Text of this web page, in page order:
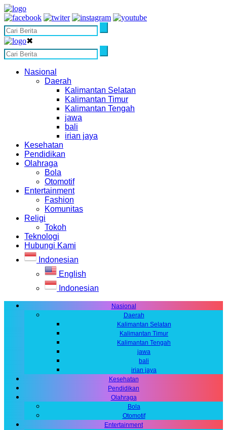
✖
Nasional
Daerah
Kalimantan Selatan
Kalimantan Timur
Kalimantan Tengah
jawa
bali
irian jaya
Kesehatan
Pendidikan
Olahraga
Bola
Otomotif
Entertainment
Fashion
Komunitas
Religi
Tokoh
Teknologi
Hubungi Kami
Indonesian
English
Indonesian
Nasional
Daerah
Kalimantan Selatan
Kalimantan Timur
Kalimantan Tengah
jawa
bali
irian jaya
Kesehatan
Pendidikan
Olahraga
Bola
Otomotif
Entertainment